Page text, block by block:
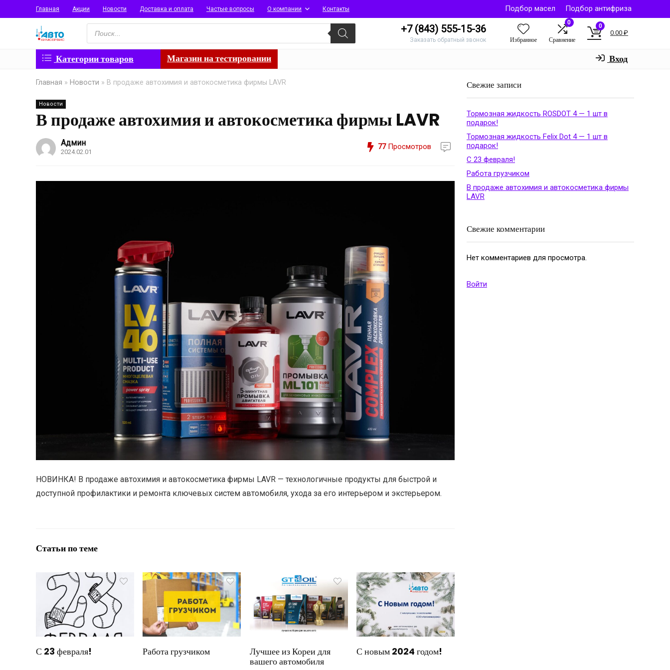
Главная Акции Новости Доставка и оплата Частые вопросы О компании Контакты Подбор масел
Подбор антифриза
Поиск
товаров
+7 (843) 555-15-36
Заказать обратный звонок Избранное
0
Сравнение
0
0.00 ₽
Категории товаров Магазин на тестировании Вход
Главная » Новости » В продаже автохимия и автокосметика фирмы LAVR
Новости
В продаже автохимия и автокосметика фирмы LAVR
Админ
2024.02.01
77Просмотров
НОВИНКА! В продаже автохимия и автокосметика фирмы LAVR — технологичные продукты для быстрой и
доступной профилактики и ремонта ключевых систем автомобиля, ухода за его интерьером и экстерьером.
Статьи по теме
С 23 февраля! Работа грузчиком
Лучшее из Кореи для
вашего автомобиля
С новым 2024 годом!
Свежие записи
Тормозная жидкость ROSDOT 4 — 1 шт в
подарок!
Тормозная жидкость Felix Dot 4 — 1 шт в
подарок!
С 23 февраля!
Работа грузчиком
В продаже автохимия и автокосметика фирмы
LAVR
Свежие комментарии
Нет комментариев для просмотра.
Войти